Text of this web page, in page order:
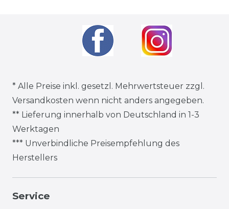
* Alle Preise inkl. gesetzl. Mehrwertsteuer zzgl.
Versandkosten wenn nicht anders angegeben.
** Lieferung innerhalb von Deutschland in 1-3
Werktagen
*** Unverbindliche Preisempfehlung des
Herstellers
Service